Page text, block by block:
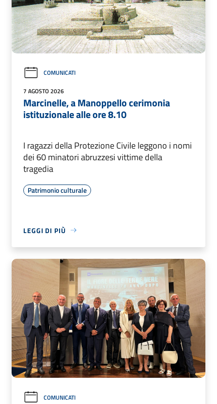
COMUNICATI
7 AGOSTO 2026
Marcinelle, a Manoppello cerimonia
istituzionale alle ore 8.10
I ragazzi della Protezione Civile leggono i nomi
dei 60 minatori abruzzesi vittime della
tragedia
Patrimonio culturale
LEGGI DI PIÙ
COMUNICATI